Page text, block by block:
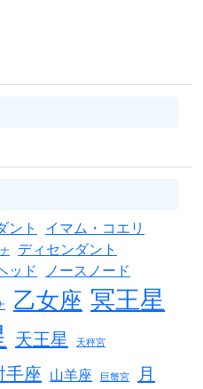
ント イマム・コエリ
ディセンダント
ッド
ノースノード
乙女座 冥王星
天王星 天秤宮
手座 山羊座 巨蟹宮 月